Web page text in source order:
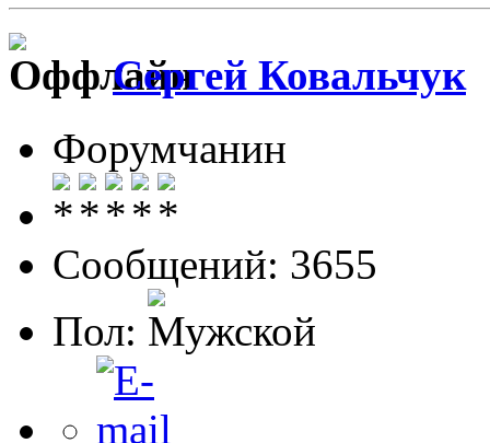
Сергей Ковальчук
Форумчанин
Сообщений: 3655
Пол: